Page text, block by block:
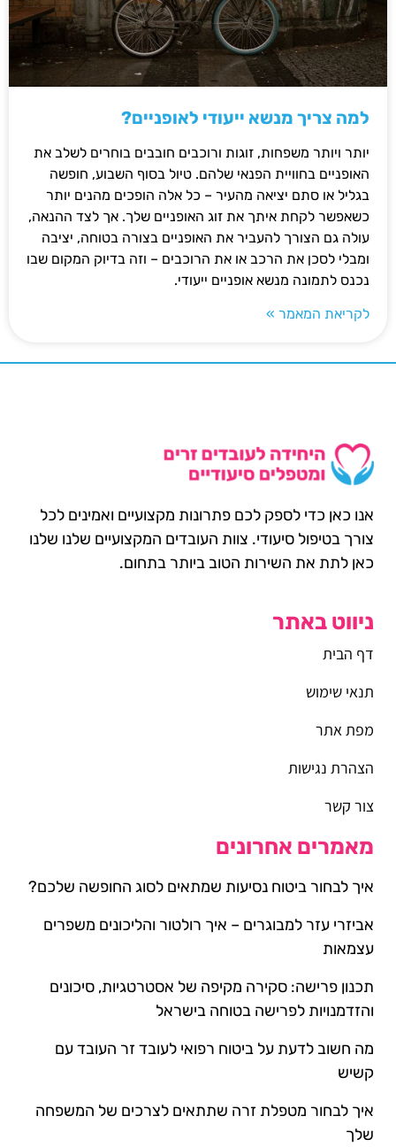
למה צריך מנשא ייעודי לאופניים?
יותר ויותר משפחות, זוגות ורוכבים חובבים בוחרים לשלב את
האופניים בחוויית הפנאי שלהם. טיול בסוף השבוע, חופשה
בגליל או סתם יציאה מהעיר – כל אלה הופכים מהנים יותר
כשאפשר לקחת איתך את זוג האופניים שלך. אך לצד ההנאה,
עולה גם הצורך להעביר את האופניים בצורה בטוחה, יציבה
ומבלי לסכן את הרכב או את הרוכבים – וזה בדיוק המקום שבו
נכנס לתמונה מנשא אופניים ייעודי.
לקריאת המאמר »
אנו כאן כדי לספק לכם פתרונות מקצועיים ואמינים לכל
צורך בטיפול סיעודי. צוות העובדים המקצועיים שלנו שלנו
כאן לתת את השירות הטוב ביותר בתחום.
ניווט באתר
דף הבית
תנאי שימוש
מפת אתר
הצהרת נגישות
צור קשר
מאמרים אחרונים
איך לבחור ביטוח נסיעות שמתאים לסוג החופשה שלכם?
אביזרי עזר למבוגרים – איך רולטור והליכונים משפרים
עצמאות
תכנון פרישה: סקירה מקיפה של אסטרטגיות, סיכונים
והזדמנויות לפרישה בטוחה בישראל
מה חשוב לדעת על ביטוח רפואי לעובד זר העובד עם
קשיש
איך לבחור מטפלת זרה שתתאים לצרכים של המשפחה
שלך